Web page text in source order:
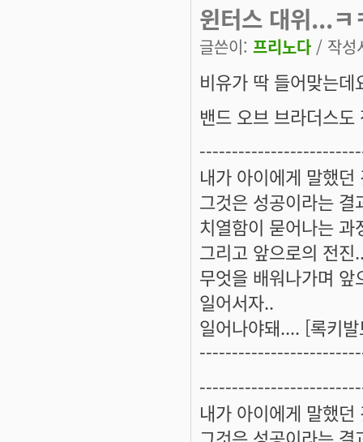
윈터스 대위...ㅋ
글쓴이: 프리노다 / 작성
비유가 딱 들어맞는데
밴드 오브 브라더스
내가 아이에게 말했
그것은 성공이라는 결
치열함이 묻어나는 과
그리고 앞으로의 전진
무엇을 배워나가며
일어서자..
일어나야돼.... [록키
내가 아이에게 말했